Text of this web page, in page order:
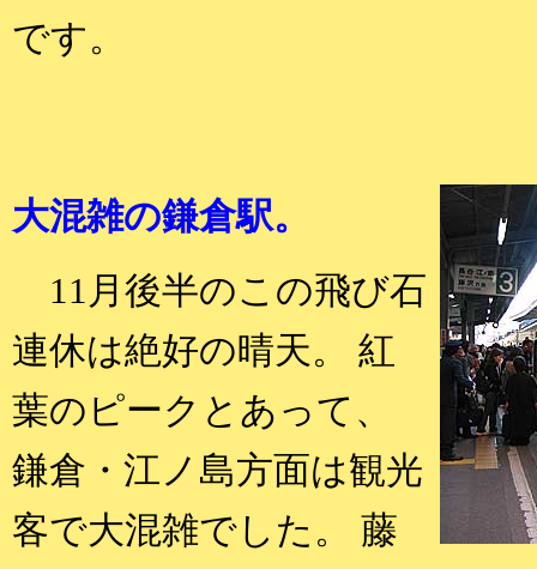
です。
大混雑の鎌倉駅。
11月後半のこの飛び石
連休は絶好の晴天。 紅
葉のピークとあって、
鎌倉・江ノ島方面は観光
客で大混雑でした。 藤